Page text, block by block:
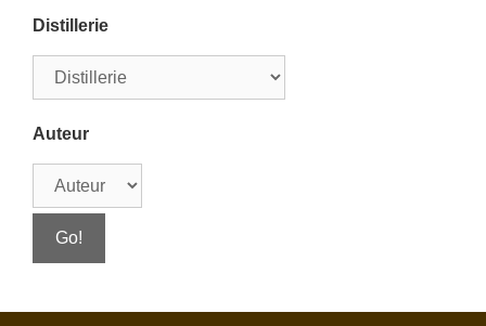
Distillerie
Auteur